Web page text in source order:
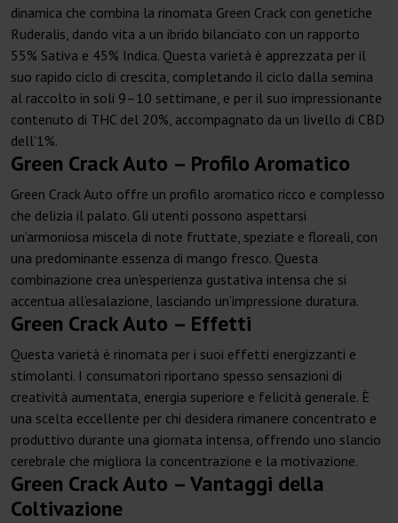
dinamica che combina la rinomata Green Crack con genetiche
Ruderalis, dando vita a un ibrido bilanciato con un rapporto
55% Sativa e 45% Indica. Questa varietà è apprezzata per il
suo rapido ciclo di crescita, completando il ciclo dalla semina
al raccolto in soli 9–10 settimane, e per il suo impressionante
contenuto di THC del 20%, accompagnato da un livello di CBD
dell’1%.
Green Crack Auto – Profilo Aromatico
Green Crack Auto offre un profilo aromatico ricco e complesso
che delizia il palato. Gli utenti possono aspettarsi
un’armoniosa miscela di note fruttate, speziate e floreali, con
una predominante essenza di mango fresco. Questa
combinazione crea un’esperienza gustativa intensa che si
accentua all’esalazione, lasciando un’impressione duratura.
Green Crack Auto – Effetti
Questa varietà è rinomata per i suoi effetti energizzanti e
stimolanti. I consumatori riportano spesso sensazioni di
creatività aumentata, energia superiore e felicità generale. È
una scelta eccellente per chi desidera rimanere concentrato e
produttivo durante una giornata intensa, offrendo uno slancio
cerebrale che migliora la concentrazione e la motivazione.
Green Crack Auto – Vantaggi della
Coltivazione